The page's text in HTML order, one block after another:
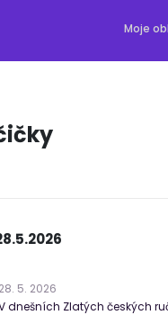
Moje
28. 5. 2026
dnešních Zlatých českých